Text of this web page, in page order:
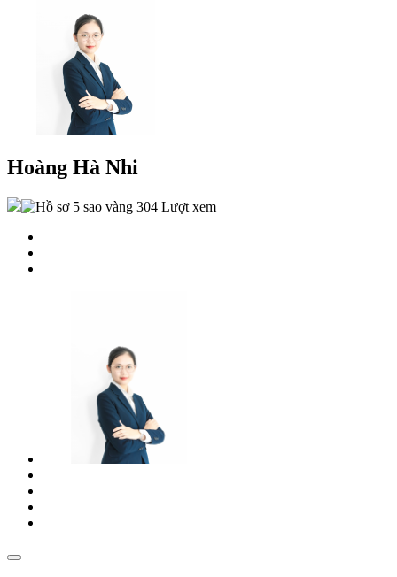
Hoàng Hà Nhi
304 Lượt xem